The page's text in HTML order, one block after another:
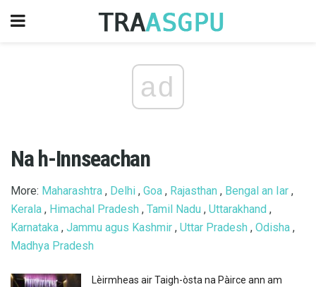
ad
Na h-Innseachan
More: Maharashtra , Delhi , Goa , Rajasthan , Bengal an Iar ,
Kerala , Himachal Pradesh , Tamil Nadu , Uttarakhand ,
Karnataka , Jammu agus Kashmir , Uttar Pradesh , Odisha ,
Madhya Pradesh
Lèirmheas air Taigh-òsta na Pàirce ann am